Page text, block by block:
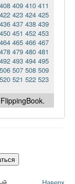
408 409 410 411
422 423 424 425
436 437 438 439
450 451 452 453
464 465 466 467
478 479 480 481
492 493 494 495
506 507 508 509
520 521 522 523